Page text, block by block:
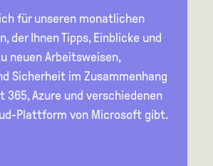
für unseren monatlichen
der Ihnen Tipps, Einblicke und
neuen Arbeitsweisen,
Sicherheit im Zusammenhang
365, Azure und verschiedenen
Plattform von Microsoft gibt.